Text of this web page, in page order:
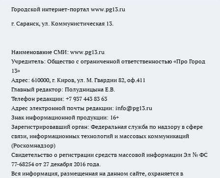
Городской интернет-портал www.pg13.ru
г. Саранск, ул. Коммунистическая 13.
Наименование СМИ: www.pg13.ru
Учредитель: Общество с ограниченной ответственностью «Про Город
13»
Адрес: 610000, г. Киров, ул. М. Гвардии 82, оф.411
Главный редактор: Полудницына Е.В.
Телефон редакции: +7 937 443 83 63
Адрес электронной почты редакции: info@pg13.ru
Знак информационной продукции: 16+
Зарегистрировавший орган: Федеральная служба по надзору в сфере
связи, информационных технологий и массовых коммуникаций
(Роскомнадзор)
Свидетельство о регистрации средств массовой информации Эл № ФС
77-68254 от 27 декабря 2016 года.
Вся информация, размещенная на данном сайте, охраняется в